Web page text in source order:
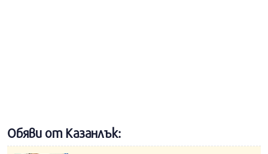
Обяви от Казанлък: